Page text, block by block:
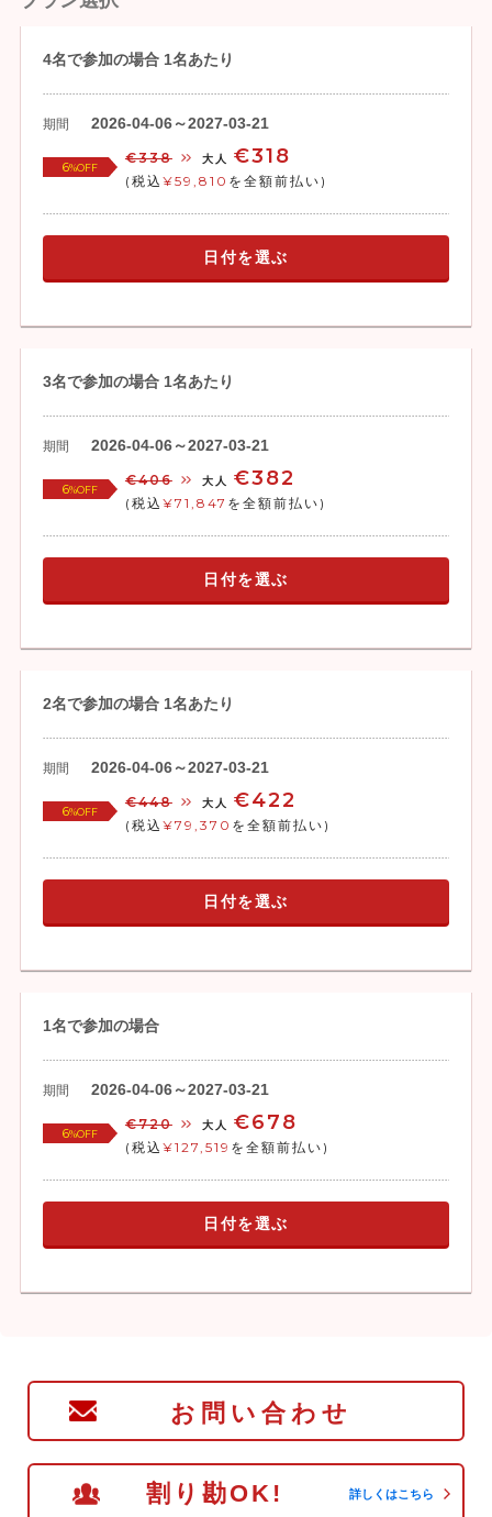
4名で参加の場合 1名あたり
期間 2026-04-06～2027-03-21
6%OFF
€338 大人 €318
(税込 ¥59,810 を全額前払い)
日付を選ぶ
3名で参加の場合 1名あたり
期間 2026-04-06～2027-03-21
6%OFF
€406 大人 €382
(税込 ¥71,847 を全額前払い)
日付を選ぶ
2名で参加の場合 1名あたり
期間 2026-04-06～2027-03-21
6%OFF
€448 大人 €422
(税込 ¥79,370 を全額前払い)
日付を選ぶ
1名で参加の場合
期間 2026-04-06～2027-03-21
6%OFF
€720 大人 €678
(税込 ¥127,519 を全額前払い)
日付を選ぶ
お問い合わせ
割り勘OK! 詳しくはこちら